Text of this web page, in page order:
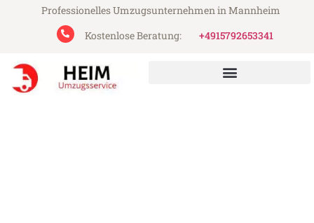
Professionelles Umzugsunternehmen in Mannheim
Kostenlose Beratung:
+4915792653341